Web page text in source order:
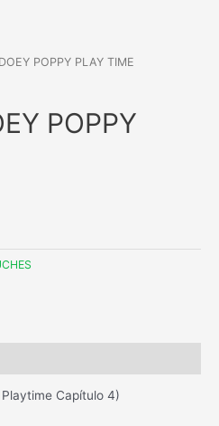
POPPY PLAY TIME
POPPY
Capítulo 4)